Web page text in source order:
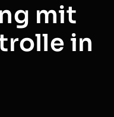
mit
in